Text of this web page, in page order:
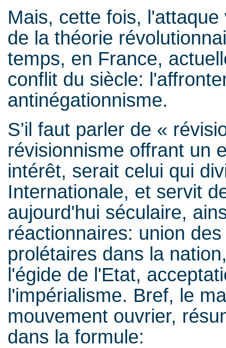
Mais, cette fois,
de la théorie
temps, en France,
conflit du siècle:
antinégationnisme.
S’il faut parler de «
révisionnisme offrant un
intérêt, serait celui qui
Internationale, et servit
aujourd'hui séculaire,
réactionnaires: union
prolétaires dans la
l'égide de l'Etat,
l'impérialisme. Bref, le
mouvement ouvrier,
dans la formule: